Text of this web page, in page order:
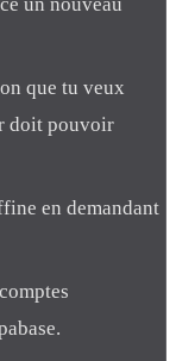
que tu veux
doit pouvoir
en demandant